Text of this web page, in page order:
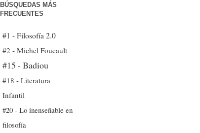
BÚSQUEDAS MÁS
FRECUENTES
#1 - Filosofía 2.0
#2 - Michel Foucault
#15 - Badiou
#18 - Literatura
Infantil
#20 - Lo inenseñable en
filosofía